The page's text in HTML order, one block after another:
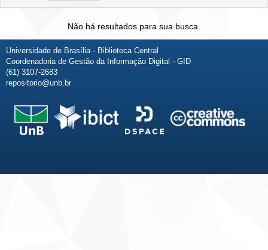
Não há resultados para sua busca.
Universidade de Brasília - Biblioteca Central
Coordenadoria de Gestão da Informação Digital - GID
(61) 3107-2683
repositorio@unb.br